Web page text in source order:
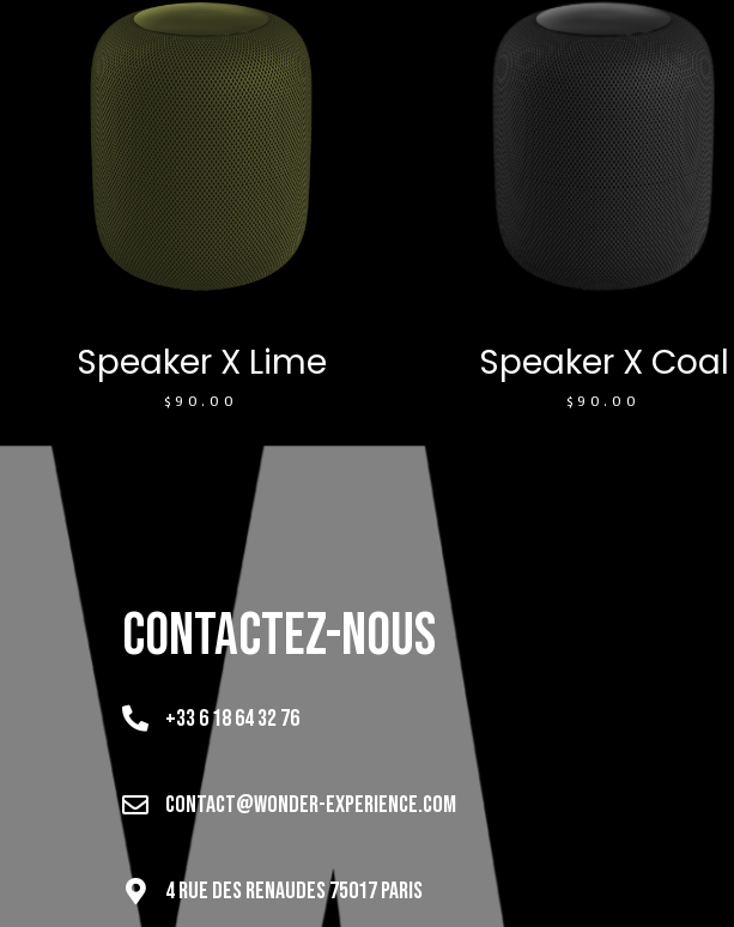
Speaker X Lime
$ 90.00
Speaker X Coal
$ 90.00
CONTACTEZ-NOUS
+33 6 18 64 32 76
CONTACT@WONDER-EXPERIENCE.COM
4 RUE DES RENAUDES 75017 PARIS